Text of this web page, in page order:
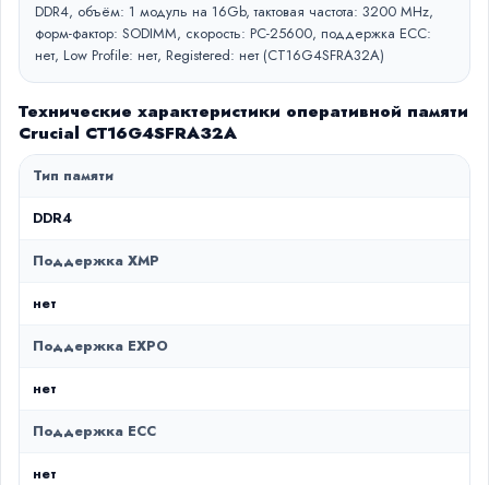
DDR4, объём: 1 модуль на 16Gb, тактовая частота: 3200 MHz,
форм-фактор: SODIMM, скорость: PC-25600, поддержка ECC:
нет, Low Profile: нет, Registered: нет (CT16G4SFRA32A)
Технические характеристики оперативной памяти
Crucial CT16G4SFRA32A
Тип памяти
DDR4
Поддержка XMP
нет
Поддержка EXPO
нет
Поддержка ECC
нет